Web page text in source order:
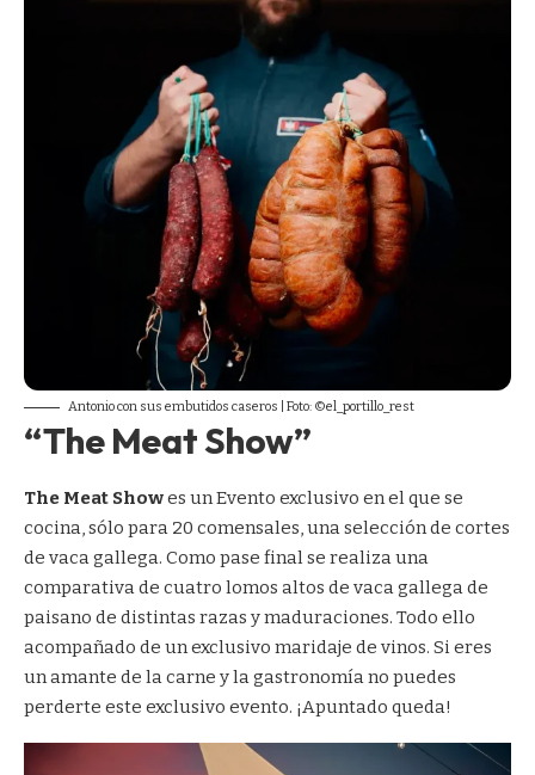
Antonio con sus embutidos caseros | Foto: ©el_portillo_rest
“The Meat Show”
The Meat Showes un Evento exclusivo en el que se
cocina, sólo para 20 comensales, una selección de cortes
de vaca gallega. Como pase final se realiza una
comparativa de cuatro lomos altos de vaca gallega de
paisano de distintas razas y maduraciones. Todo ello
acompañado de un exclusivo maridaje de vinos. Si eres
un amante de la carne y la gastronomía no puedes
perderte este exclusivo evento. ¡Apuntado queda!